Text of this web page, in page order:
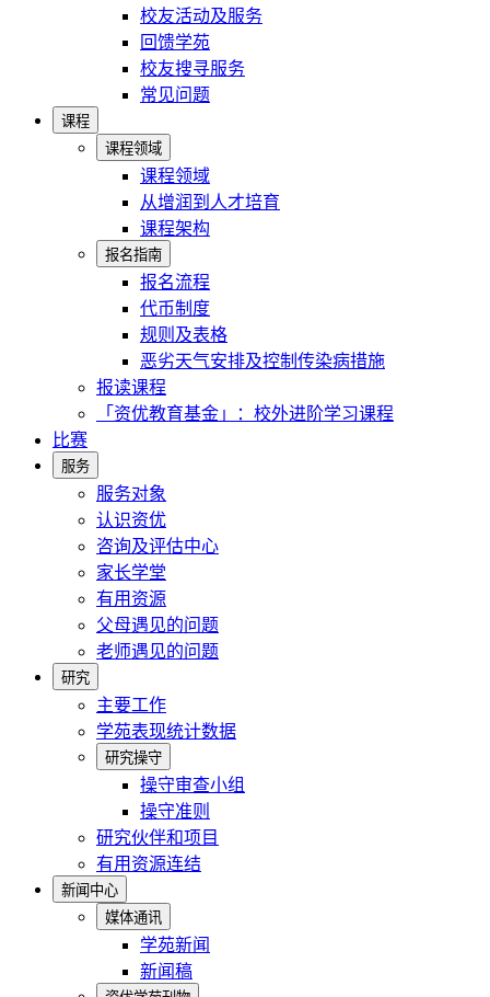
校友活动及服务
回馈学苑
校友搜寻服务
常见问题
课程
课程领域
课程领域
从增润到人才培育
课程架构
报名指南
报名流程
代币制度
规则及表格
恶劣天气安排及控制传染病措施
报读课程
「资优教育基金」：校外进阶学习课程
比赛
服务
服务对象
认识资优
咨询及评估中心
家长学堂
有用资源
父母遇见的问题
老师遇见的问题
研究
主要工作
学苑表现统计数据
研究操守
操守审查小组
操守准则
研究伙伴和项目
有用资源连结
新闻中心
媒体通讯
学苑新闻
新闻稿